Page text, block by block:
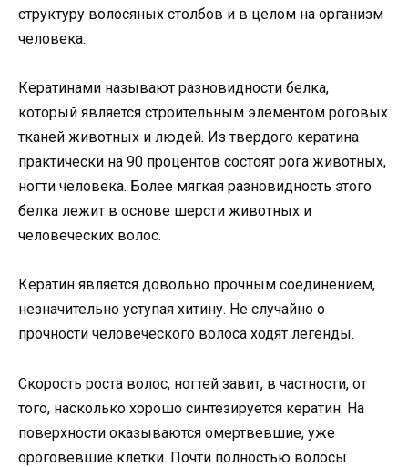
структуру волосяных столбов и в целом на организм
человека.
Кератинами называют разновидности белка,
который является строительным элементом роговых
тканей животных и людей. Из твердого кератина
практически на 90 процентов состоят рога животных,
ногти человека. Более мягкая разновидность этого
белка лежит в основе шерсти животных и
человеческих волос.
Кератин является довольно прочным соединением,
незначительно уступая хитину. Не случайно о
прочности человеческого волоса ходят легенды.
Скорость роста волос, ногтей завит, в частности, от
того, насколько хорошо синтезируется кератин. На
поверхности оказываются омертвевшие, уже
ороговевшие клетки. Почти полностью волосы